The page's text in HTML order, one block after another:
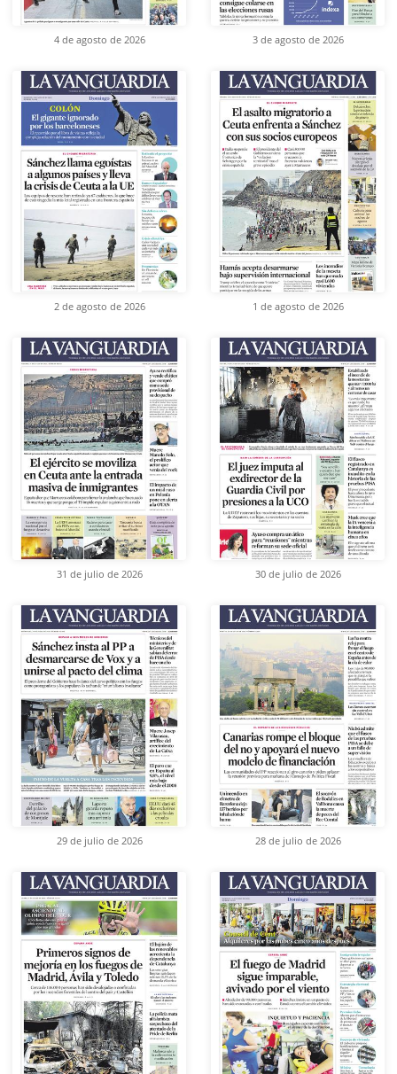
4 de agosto de 2026 3 de agosto de 2026
2 de agosto de 2026 1 de agosto de 2026
31 de julio de 2026 30 de julio de 2026
29 de julio de 2026 28 de julio de 2026